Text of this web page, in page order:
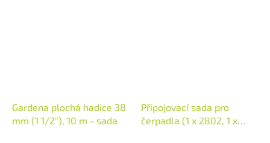
Gardena plochá hadice 38
mm (1 1/2"), 10 m - sada
Připojovací sada pro
čerpadla (1 x 2802, 1 x